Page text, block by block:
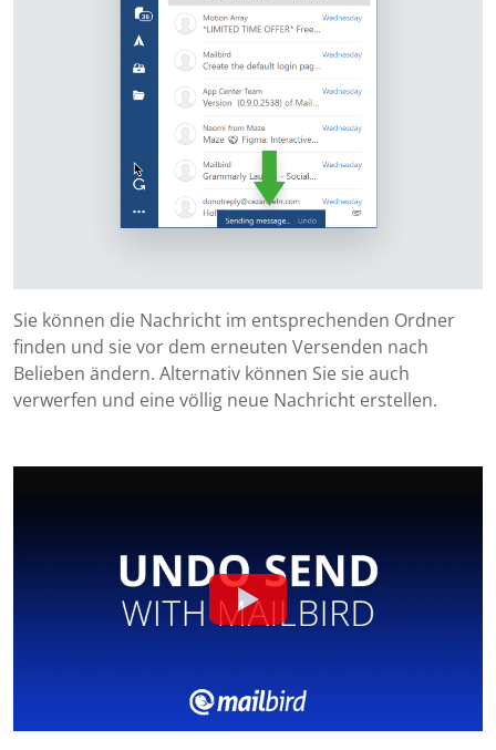
Sie können die Nachricht im entsprechenden Ordner
finden und sie vor dem erneuten Versenden nach
Belieben ändern. Alternativ können Sie sie auch
verwerfen und eine völlig neue Nachricht erstellen.